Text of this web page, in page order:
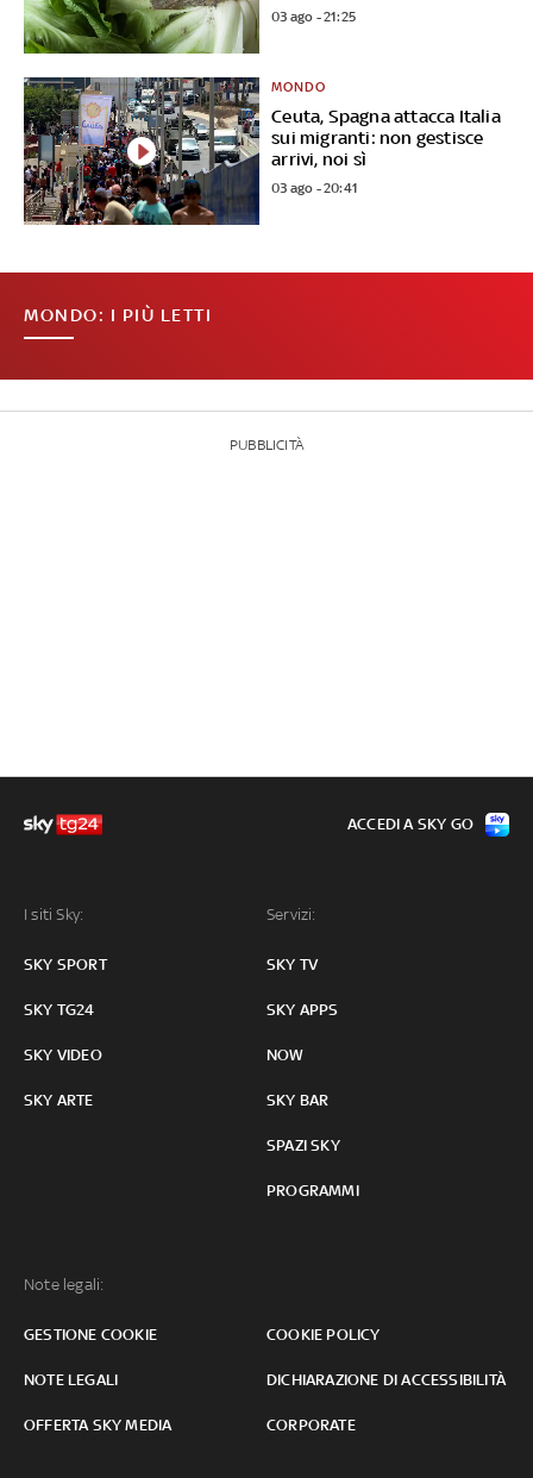
03 ago - 21:25
Ceuta, Spagna attacca Italia
sui migranti: non gestisce
arrivi, noi sì
MONDO
03 ago - 20:41
MONDO: I PIÙ LETTI
PUBBLICITÀ
I siti Sky:
SKY SPORT
SKY TG24
SKY VIDEO
SKY ARTE
Servizi:
SKY TV
SKY APPS
NOW
SKY BAR
SPAZI SKY
PROGRAMMI
Note legali:
GESTIONE COOKIE COOKIE POLICY
NOTE LEGALI DICHIARAZIONE DI ACCESSIBILITÀ
OFFERTA SKY MEDIA CORPORATE
ACCEDI A SKY GO